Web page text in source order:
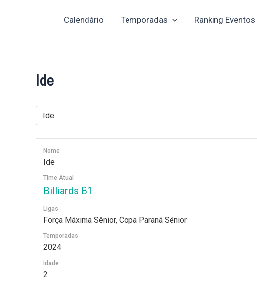
Calendário Temporadas Ranking
Ide
Nome
Ide
Time Atual
Billiards B1
Ligas
Força Máxima Sênior, Copa Paraná Sênior
Temporadas
2024
Idade
2